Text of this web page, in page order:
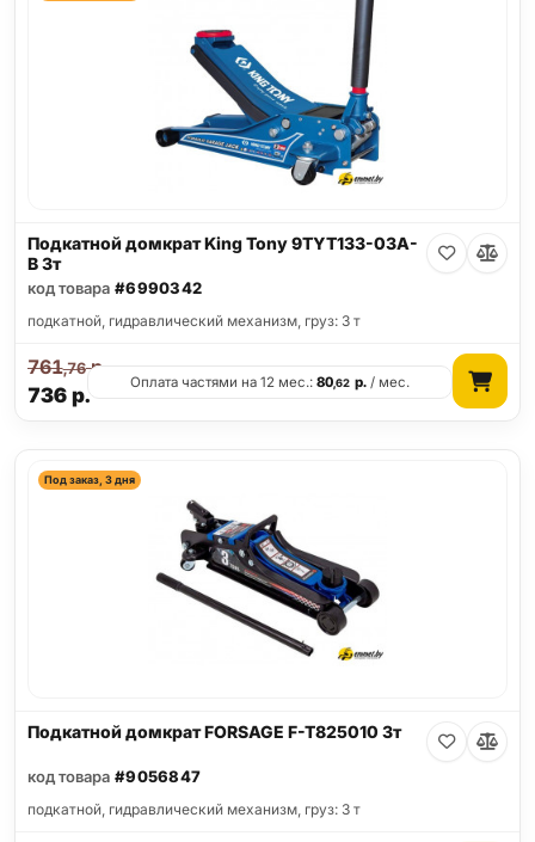
Подкатной домкрат King Tony 9TYT133-03A-
B 3т
код товара #6990342
подкатной, гидравлический механизм, груз: 3 т
736р.
761,76р.
Оплата частями на 12 мес.:80,62 р./ мес.
Под заказ, 3 дня
Подкатной домкрат FORSAGE F-T825010 3т
код товара #9056847
подкатной, гидравлический механизм, груз: 3 т